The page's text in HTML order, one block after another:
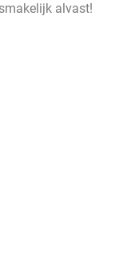
alvast!